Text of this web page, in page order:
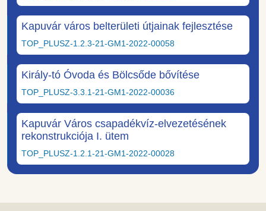
Kapuvár város belterületi útjainak fejlesztése
TOP_PLUSZ-1.2.3-21-GM1-2022-00058
Király-tó Óvoda és Bölcsőde bővítése
TOP_PLUSZ-3.3.1-21-GM1-2022-00036
Kapuvár Város csapadékvíz-elvezetésének
rekonstrukciója I. ütem
TOP_PLUSZ-1.2.1-21-GM1-2022-00028